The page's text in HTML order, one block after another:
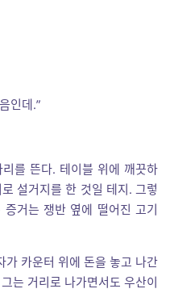
인데.”
를 뜬다. 테이블 위에 깨끗하
설거지를 한 것일 테지. 그렇
거는 쟁반 옆에 떨어진 고기
가 카운터 위에 돈을 놓고 나간
는 거리로 나가면서도 우산이